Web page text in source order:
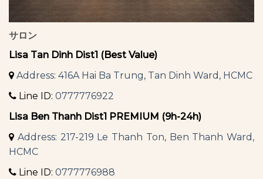
サロン
Lisa Tan Dinh Dist1 (Best Value)
Address: 416A Hai Ba Trung, Tan Dinh Ward, HCMC
Line ID: 0777776922
Lisa Ben Thanh Dist1 PREMIUM (9h-24h)
Address: 217-219 Le Thanh Ton, Ben Thanh Ward,
HCMC
Line ID: 0777776988